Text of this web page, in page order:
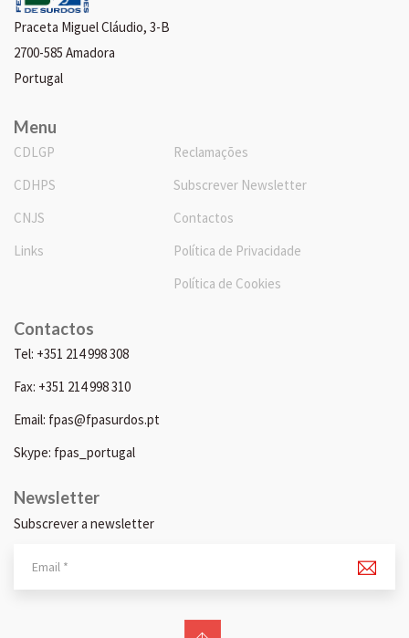
Praceta Miguel Cláudio, 3-B
2700-585 Amadora
Portugal
Menu
CDLGP
CDHPS
CNJS
Links
Reclamações
Subscrever Newsletter
Contactos
Política de Privacidade
Política de Cookies
Contactos
Tel: +351 214 998 308
Fax: +351 214 998 310
Email: fpas@fpasurdos.pt
Skype: fpas_portugal
Newsletter
Subscrever a newsletter